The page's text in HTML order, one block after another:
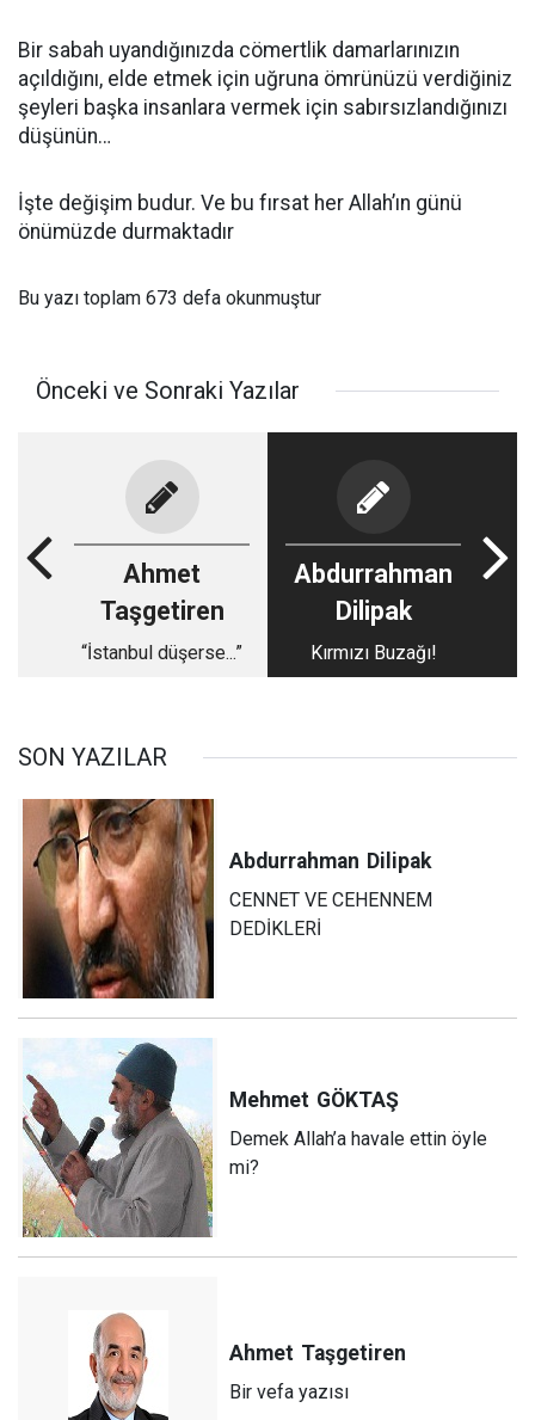
Bir sabah uyandığınızda cömertlik damarlarınızın
açıldığını, elde etmek için uğruna ömrünüzü verdiğiniz
şeyleri başka insanlara vermek için sabırsızlandığınızı
düşünün…
İşte değişim budur. Ve bu fırsat her Allah’ın günü
önümüzde durmaktadır
Bu yazı toplam 673 defa okunmuştur
Önceki ve Sonraki Yazılar
Ahmet
Taşgetiren
“İstanbul düşerse...”
Abdurrahman
Dilipak
Kırmızı Buzağı!
SON YAZILAR
Abdurrahman Dilipak
CENNET VE CEHENNEM
DEDİKLERİ
Mehmet GÖKTAŞ
Demek Allah’a havale ettin öyle
mi?
Ahmet Taşgetiren
Bir vefa yazısı